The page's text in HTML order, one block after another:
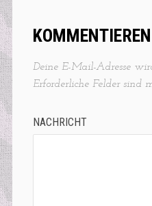
KOMMENTIEREN
Deine E-Mail-Adresse
Erforderliche Felder sind
NACHRICHT